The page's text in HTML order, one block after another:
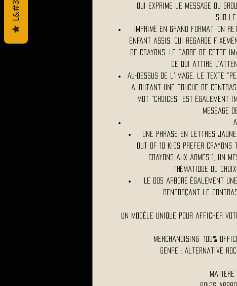
qui exprime le message du
Sur
Imprimé en grand format, on
enfant assis, qui regarde
de crayons. Le cadre de cette
ce qui attire
Au-dessus de l'image, le texte
ajoutant une touche de
mot "choices" est également
Une phrase en lettres
out of 10 kids prefer
crayons aux armes"), un
thématique du
Le dos arbore également
renforçant le
Un modèle unique pour afficher
Merchandising 100%
Genre : Alternative
Matière